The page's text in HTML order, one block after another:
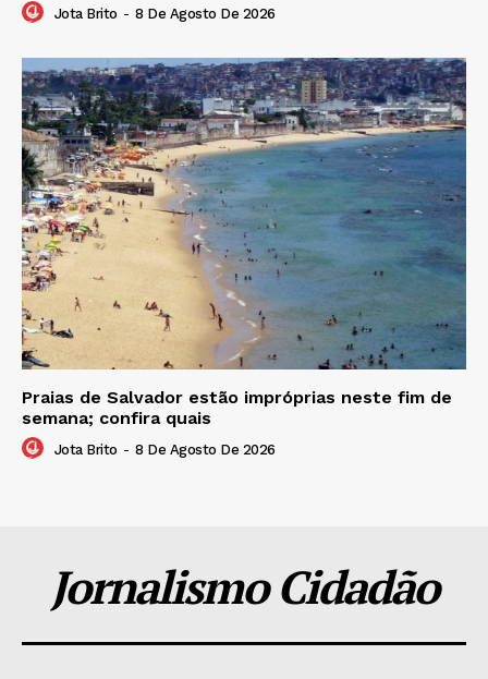
Jota Brito - 8 De Agosto De 2026
Praias de Salvador estão impróprias neste fim de
semana; confira quais
Jota Brito - 8 De Agosto De 2026
Jornalismo Cidadão